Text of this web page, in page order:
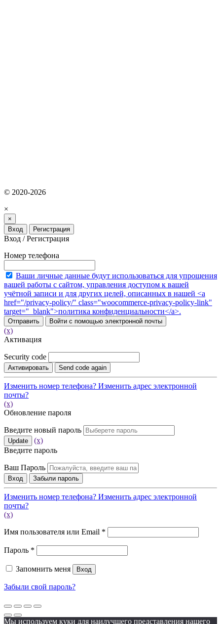
© 2020-2026
×
×
Вход
Регистрация
Вход / Регистрация
Номер телефона
Ваши личные данные будут использоваться для упрощения
вашей работы с сайтом, управления доступом к вашей
учётной записи и для других целей, описанных в нашей <a
href="/privacy-policy/" class="woocommerce-privacy-policy-link"
target="_blank">политика конфиденциальности</a>.
Отправить Войти с помощью электронной почты
(x)
Активация
Security code
Активировать Send code again
Изменить номер телефона? Изменить адрес электронной
почты?
(x)
Обновление пароля
Введите новый пароль
Update
(x)
Введите пароль
Ваш Пароль
Вход Забыли пароль
Изменить номер телефона? Изменить адрес электронной
почты?
(x)
Имя пользователя или Email *
Пароль *
Запомнить меня Вход
Забыли свой пароль?
Мы используем куки для наилучшего представления нашего